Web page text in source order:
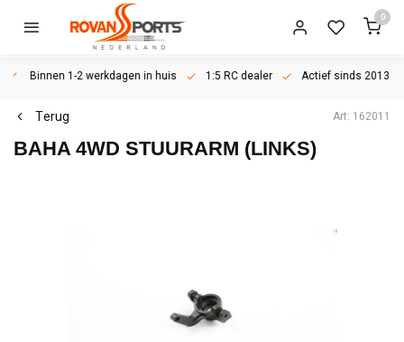
0
Binnen 1-2 werkdagen in huis 1:5 RC dealer Actief sinds 2013
Terug Art: 162011
BAHA 4WD STUURARM (LINKS)